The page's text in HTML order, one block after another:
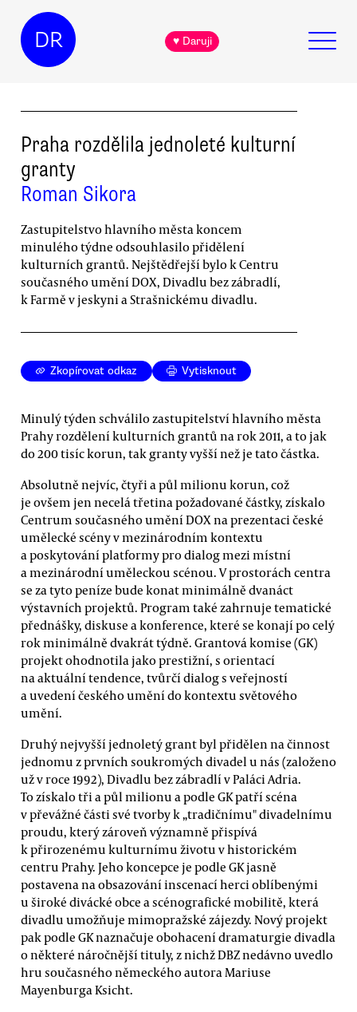
DR ♥ Daruji
Praha rozdělila jednoleté kulturní
granty
Roman Sikora
Zastupitelstvo hlavního města koncem
minulého týdne odsouhlasilo přidělení
kulturních grantů. Nejštědřejší bylo k Centru
současného umění DOX, Divadlu bez zábradlí,
k Farmě v jeskyni a Strašnickému divadlu.
Zkopírovat odkaz Vytisknout
Minulý týden schválilo zastupitelství hlavního města
Prahy rozdělení kulturních grantů na rok 2011, a to jak
do 200 tisíc korun, tak granty vyšší než je tato částka.
Absolutně nejvíc, čtyři a půl milionu korun, což
je ovšem jen necelá třetina požadované částky, získalo
Centrum současného umění DOX na prezentaci české
umělecké scény v mezinárodním kontextu
a poskytování platformy pro dialog mezi místní
a mezinárodní uměleckou scénou. V prostorách centra
se za tyto peníze bude konat minimálně dvanáct
výstavních projektů. Program také zahrnuje tematické
přednášky, diskuse a konference, které se konají po celý
rok minimálně dvakrát týdně. Grantová komise (GK)
projekt ohodnotila jako prestižní, s orientací
na aktuální tendence, tvůrčí dialog s veřejností
a uvedení českého umění do kontextu světového
umění.
Druhý nejvyšší jednoletý grant byl přidělen na činnost
jednomu z prvních soukromých divadel u nás (založeno
už v roce 1992), Divadlu bez zábradlí v Paláci Adria.
To získalo tři a půl milionu a podle GK patří scéna
v převážné části své tvorby k „tradičnímu" divadelnímu
proudu, který zároveň významně přispívá
k přirozenému kulturnímu životu v historickém
centru Prahy. Jeho koncepce je podle GK jasně
postavena na obsazování inscenací herci oblíbenými
u široké divácké obce a scénografické mobilitě, která
divadlu umožňuje mimopražské zájezdy. Nový projekt
pak podle GK naznačuje obohacení dramaturgie divadla
o některé náročnější tituly, z nichž DBZ nedávno uvedlo
hru současného německého autora Mariuse
Mayenburga Ksicht.